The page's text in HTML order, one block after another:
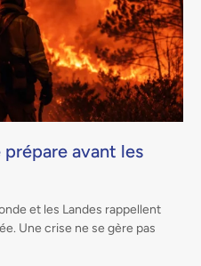
avant les
et les Landes rappellent
Une crise ne se gère pas